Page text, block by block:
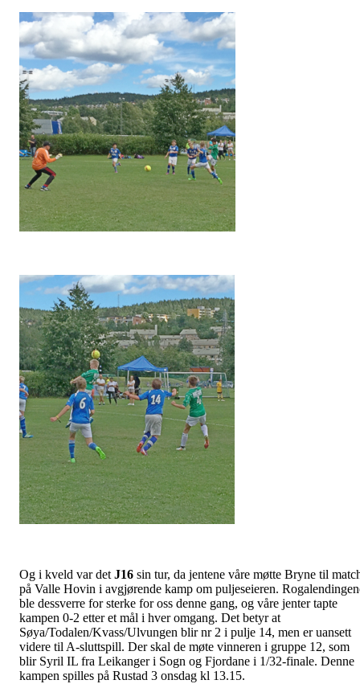
Og i kveld var det J16 sin tur, da jentene våre møtte Bryne til
på Valle Hovin i avgjørende kamp om puljeseieren.
ble dessverre for sterke for oss denne gang, og våre jenter tapte
kampen 0-2 etter et mål i hver omgang. Det betyr at
Søya/Todalen/Kvass/Ulvungen blir nr 2 i pulje 14, men er uansett
videre til A-sluttspill. Der skal de møte vinneren i gruppe 12, som
blir Syril IL fra Leikanger i Sogn og Fjordane i 1/32-finale. Denne
kampen spilles på Rustad 3 onsdag kl 13.15.